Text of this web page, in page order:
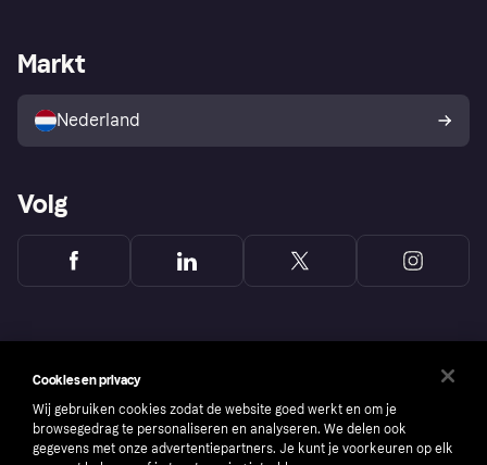
Winkeloverzicht
Kopersbescherming voor
consumenten
Zakelijke login
Markt
Nederland
Volg
Cookies en privacy
Wij gebruiken cookies zodat de website goed werkt en om je
browsegedrag te personaliseren en analyseren. We delen ook
gegevens met onze advertentiepartners. Je kunt je voorkeuren op elk